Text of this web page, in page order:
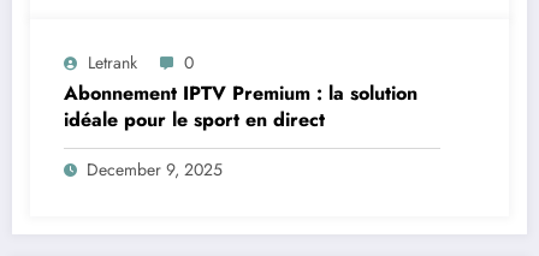
Letrank 0
Abonnement IPTV Premium : la solution
idéale pour le sport en direct
December 9, 2025